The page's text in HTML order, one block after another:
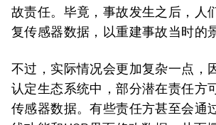
故责任。毕竟，事故发生之后，人
复传感器数据，以重建事故当时的
不过，实际情况会更加复杂一点，
认定生态系统中，部分潜在责任方
传感器数据。有些责任方甚至会通